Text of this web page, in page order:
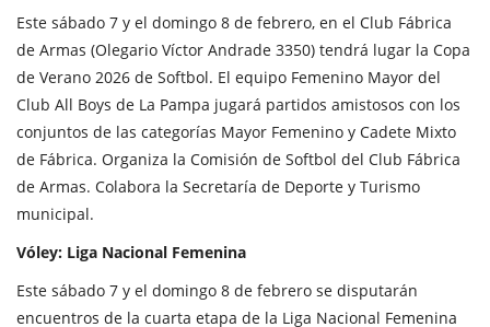
Este sábado 7 y el domingo 8 de febrero, en el Club Fábrica
de Armas (Olegario Víctor Andrade 3350) tendrá lugar la Copa
de Verano 2026 de Softbol. El equipo Femenino Mayor del
Club All Boys de La Pampa jugará partidos amistosos con los
conjuntos de las categorías Mayor Femenino y Cadete Mixto
de Fábrica. Organiza la Comisión de Softbol del Club Fábrica
de Armas. Colabora la Secretaría de Deporte y Turismo
municipal.
Vóley: Liga Nacional Femenina
Este sábado 7 y el domingo 8 de febrero se disputarán
encuentros de la cuarta etapa de la Liga Nacional Femenina